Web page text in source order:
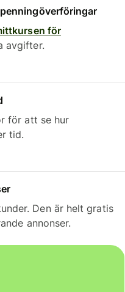
för
avgifter.
för att se hur
tid.
Den är helt gratis
annonser.